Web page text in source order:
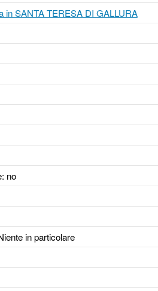
in SANTA TERESA DI GALLURA
: no
in particolare